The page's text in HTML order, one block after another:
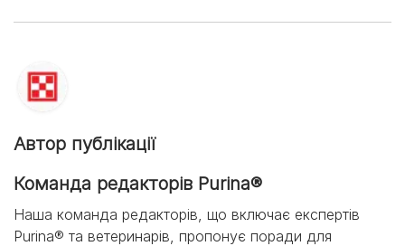
Автор публікації
Команда редакторів Purina®
Наша команда редакторів, що включає експертів
Purina® та ветеринарів, пропонує поради для